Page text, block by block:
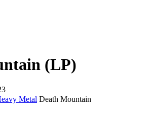
(LP)
Metal Death Mountain